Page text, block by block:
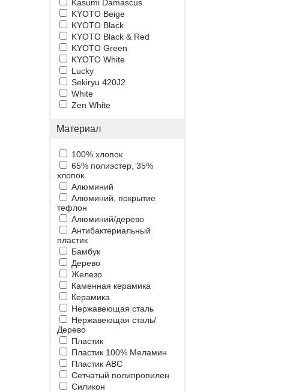
Kasumi Damascus
KYOTO Beige
KYOTO Black
KYOTO Black & Red
KYOTO Green
KYOTO White
Lucky
Sekiryu 420J2
White
Zen White
Материал
100% хлопок
65% полиэстер, 35%
хлопок
Алюминий
Алюминий, покрытие
тефлон
Алюминий/дерево
Антибактериальный
пластик
Бамбук
Дерево
Железо
Каменная керамика
Керамика
Нержавеющая сталь
Нержавеющая сталь/
Дерево
Пластик
Пластик 100% Меламин
Пластик ABC
Сетчатый полипропилен
Силикон